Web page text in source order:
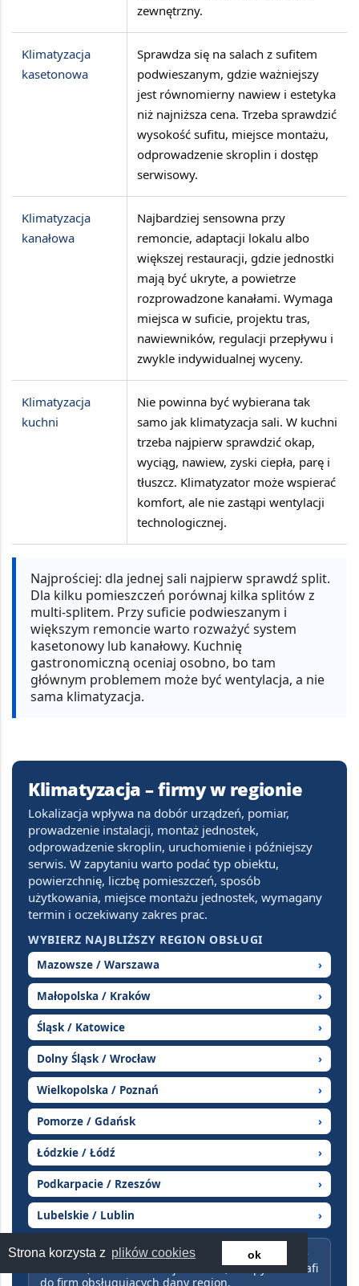
Strona korzysta z plików cookies ok
zewnętrzny.
Klimatyzacja
kasetonowa
Sprawdza się na salach z sufitem
podwieszanym, gdzie ważniejszy
jest równomierny nawiew i estetyka
niż najniższa cena. Trzeba sprawdzić
wysokość sufitu, miejsce montażu,
odprowadzenie skroplin i dostęp
serwisowy.
Klimatyzacja
kanałowa
Najbardziej sensowna przy
remoncie, adaptacji lokalu albo
większej restauracji, gdzie jednostki
mają być ukryte, a powietrze
rozprowadzone kanałami. Wymaga
miejsca w suficie, projektu tras,
nawiewników, regulacji przepływu i
zwykle indywidualnej wyceny.
Klimatyzacja
kuchni
Nie powinna być wybierana tak
samo jak klimatyzacja sali. W kuchni
trzeba najpierw sprawdzić okap,
wyciąg, nawiew, zyski ciepła, parę i
tłuszcz. Klimatyzator może wspierać
komfort, ale nie zastąpi wentylacji
technologicznej.
Najprościej: dla jednej sali najpierw sprawdź split.
Dla kilku pomieszczeń porównaj kilka splitów z
multi-splitem. Przy suficie podwieszanym i
większym remoncie warto rozważyć system
kasetonowy lub kanałowy. Kuchnię
gastronomiczną oceniaj osobno, bo tam
głównym problemem może być wentylacja, a nie
sama klimatyzacja.
Klimatyzacja – firmy w regionie
Lokalizacja wpływa na dobór urządzeń, pomiar,
prowadzenie instalacji, montaż jednostek,
odprowadzenie skroplin, uruchomienie i późniejszy
serwis. W zapytaniu warto podać typ obiektu,
powierzchnię, liczbę pomieszczeń, sposób
użytkowania, miejsce montażu jednostek, wymagany
termin i oczekiwany zakres prac.
WYBIERZ NAJBLIŻSZY REGION OBSŁUGI
Mazowsze / Warszawa ›
Małopolska / Kraków ›
Śląsk / Katowice ›
Dolny Śląsk / Wrocław ›
Wielkopolska / Poznań ›
Pomorze / Gdańsk ›
Łódzkie / Łódź ›
Podkarpacie / Rzeszów ›
Lubelskie / Lublin ›
Opisz obiekt, metraż, liczbę pomieszczeń, miejsce
montażu, zakres instalacji i termin, a zapytanie trafi
do firm obsługujących dany region.